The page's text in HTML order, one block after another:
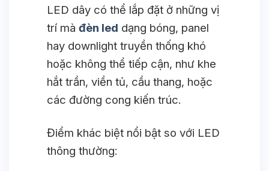
LED dây có thể lắp đặt ở những vị
trí mà đèn led dạng bóng, panel
hay downlight truyền thống khó
hoặc không thể tiếp cận, như khe
hắt trần, viền tủ, cầu thang, hoặc
các đường cong kiến trúc.
Điểm khác biệt nổi bật so với LED
thông thường: